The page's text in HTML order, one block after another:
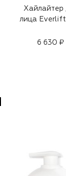
Хайлайтер
лица Everlift
6 630 ₽